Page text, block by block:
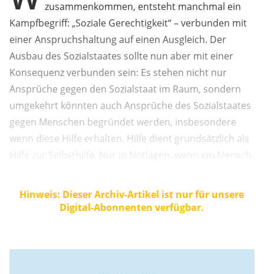
zusammenkommen, entsteht manchmal ein
Kampfbegriff: „Soziale Gerechtigkeit“ – verbunden mit
einer Anspruchshaltung auf einen Ausgleich. Der
Ausbau des Sozialstaates sollte nun aber mit einer
Konsequenz verbunden sein: Es stehen nicht nur
Ansprüche gegen den Sozialstaat im Raum, sondern
umgekehrt könnten auch Ansprüche des Sozialstaates
gegen Menschen begründet werden, insbesondere
wenn diese Hilfe erhalten. Hilfe dient grundsätzlich als
Hilfe zur Selbsthilfe. Nur in Notlagen, wenn ein Mensch
Gegenleistung des Einzelnen angebracht. Aber sonst?
Der Staat kann verlangen, dass jeder auch einen
Hinweis: Dieser Archiv-Artikel ist nur für unsere
Digital-Abonnenten verfügbar.